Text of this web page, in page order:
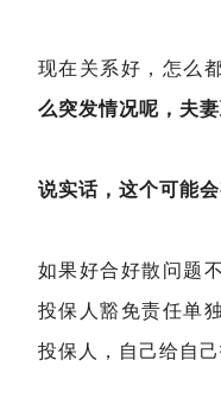
现在关系好，怎么
么突发情况呢，夫
说实话，这个可能会
如果好合好散问题
投保人豁免责任单
投保人，自己给自己